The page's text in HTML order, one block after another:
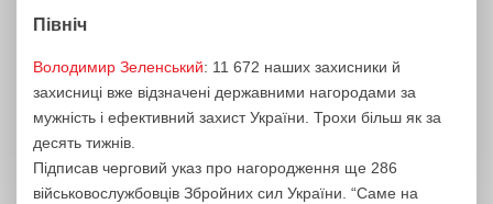
Північ
Володимир Зеленський: 11 672 наших захисники й
захисниці вже відзначені державними нагородами за
мужність і ефективний захист України. Трохи більш як за
десять тижнів.
Підписав черговий указ про нагородження ще 286
військовослужбовців Збройних сил України. “Саме на